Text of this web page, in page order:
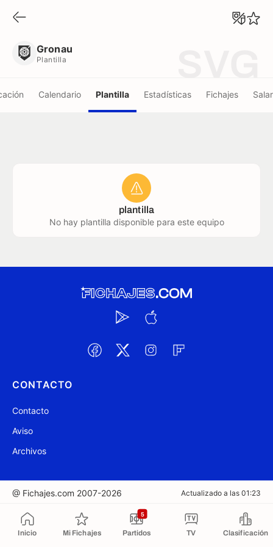
Inicio Mi Fichajes Partidos
5
TV Clasificación
Gronau
Plantilla
Calendario Plantilla Estadísticas Fichajes
plantilla
No hay plantilla disponible para este equipo
CONTACTO
Contacto
Aviso
Archivos
@ Fichajes.com 2007-2026 Actualizado a las 01:23
Copiado al portapapeles